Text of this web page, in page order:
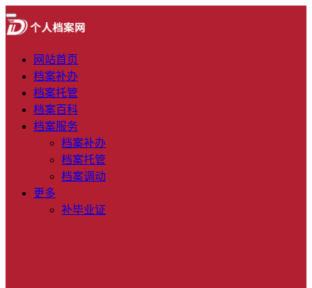
网站首页
档案补办
档案托管
档案百科
档案服务
档案补办
档案托管
档案调动
更多
补毕业证